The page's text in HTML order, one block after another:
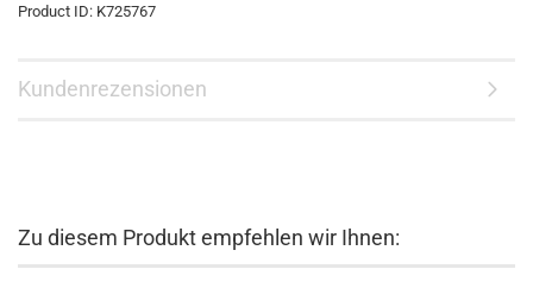
Product ID: K725767
Kundenrezensionen
Zu diesem Produkt empfehlen wir Ihnen: